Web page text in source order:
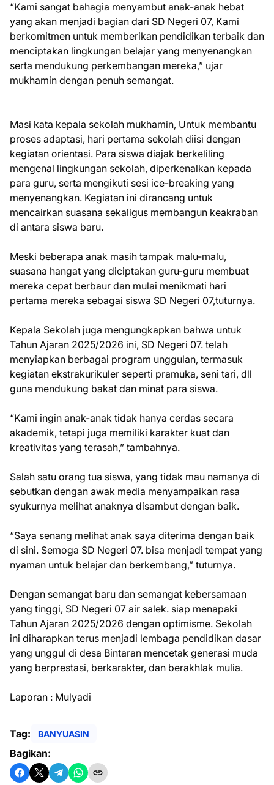
“Kami sangat bahagia menyambut anak-anak hebat
yang akan menjadi bagian dari SD Negeri 07, Kami
berkomitmen untuk memberikan pendidikan terbaik dan
menciptakan lingkungan belajar yang menyenangkan
serta mendukung perkembangan mereka,” ujar
mukhamin dengan penuh semangat.
Masi kata kepala sekolah mukhamin, Untuk membantu
proses adaptasi, hari pertama sekolah diisi dengan
kegiatan orientasi. Para siswa diajak berkeliling
mengenal lingkungan sekolah, diperkenalkan kepada
para guru, serta mengikuti sesi ice-breaking yang
menyenangkan. Kegiatan ini dirancang untuk
mencairkan suasana sekaligus membangun keakraban
di antara siswa baru.
Meski beberapa anak masih tampak malu-malu,
suasana hangat yang diciptakan guru-guru membuat
mereka cepat berbaur dan mulai menikmati hari
pertama mereka sebagai siswa SD Negeri 07,tuturnya.
Kepala Sekolah juga mengungkapkan bahwa untuk
Tahun Ajaran 2025/2026 ini, SD Negeri 07. telah
menyiapkan berbagai program unggulan, termasuk
kegiatan ekstrakurikuler seperti pramuka, seni tari, dll
guna mendukung bakat dan minat para siswa.
“Kami ingin anak-anak tidak hanya cerdas secara
akademik, tetapi juga memiliki karakter kuat dan
kreativitas yang terasah,” tambahnya.
Salah satu orang tua siswa, yang tidak mau namanya di
sebutkan dengan awak media menyampaikan rasa
syukurnya melihat anaknya disambut dengan baik.
“Saya senang melihat anak saya diterima dengan baik
di sini. Semoga SD Negeri 07. bisa menjadi tempat yang
nyaman untuk belajar dan berkembang,” tuturnya.
Dengan semangat baru dan semangat kebersamaan
yang tinggi, SD Negeri 07 air salek. siap menapaki
Tahun Ajaran 2025/2026 dengan optimisme. Sekolah
ini diharapkan terus menjadi lembaga pendidikan dasar
yang unggul di desa Bintaran mencetak generasi muda
yang berprestasi, berkarakter, dan berakhlak mulia.
Laporan : Mulyadi
Tag: BANYUASIN
Bagikan: